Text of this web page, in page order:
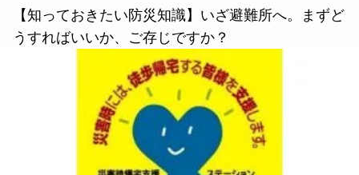
【知っておきたい防災知識】いざ避難所へ。まずど
うすればいいか、ご存じですか？